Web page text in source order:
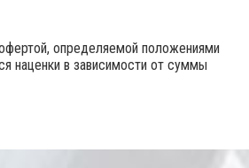
определяемой положениями
наценки в зависимости от суммы